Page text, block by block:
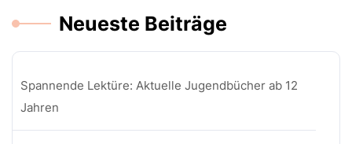
Neueste Beiträge
Spannende Lektüre: Aktuelle Jugendbücher ab 12
Jahren